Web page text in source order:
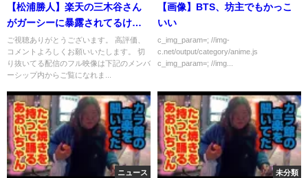
【松浦勝人】楽天の三木谷さん
がガーシーに暴露されてるけ
ど、正直〇〇だよね!!【切り抜
き/avex /楽天 /創業者 /会長 /社長
/ガーシーch /東谷義和】
ご視聴ありがとうございます。 高評価、
コメントよろしくお願いいたします。 切
り抜いてる配信のフル映像は下記のメンバ
ーシップ内からご覧になれま...
【画像】BTS、坊主でもかっこ
いい
c_img_param=; //img-
c.net/output/category/anime.js
c_img_param=; //img...
ニュース 未分類